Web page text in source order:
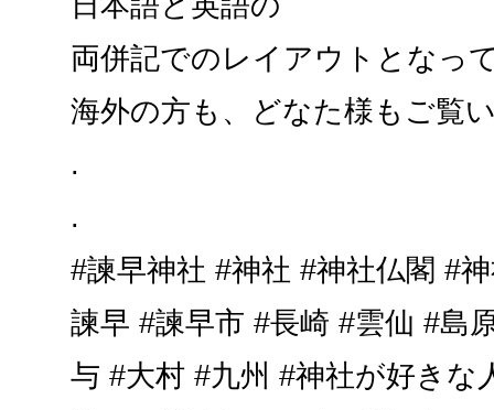
両併記でのレイアウトとなっ
海外の方も、どなた様もご覧
.
.
#諫早神社 #神社 #神社仏閣 #
諫早 #諫早市 #長崎 #雲仙 #島
与 #大村 #九州 #神社が好きな